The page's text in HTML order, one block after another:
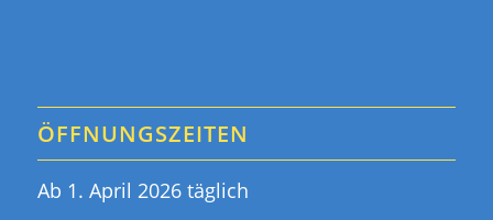
ÖFFNUNGSZEITEN
Ab 1. April 2026 täglich